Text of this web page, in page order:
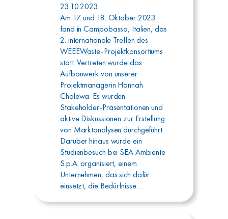
23.10.2023
Am 17. und 18. Oktober 2023
fand in Campobasso, Italien, das
2. internationale Treffen des
WEEEWaste-Projektkonsortiums
statt. Vertreten wurde das
Aufbauwerk von unserer
Projektmanagerin Hannah
Cholewa. Es wurden
Stakeholder-Präsentationen und
aktive Diskussionen zur Erstellung
von Marktanalysen durchgeführt.
Darüber hinaus wurde ein
Studienbesuch bei SEA Ambiente
S.p.A. organisiert, einem
Unternehmen, das sich dafür
einsetzt, die Bedürfnisse…